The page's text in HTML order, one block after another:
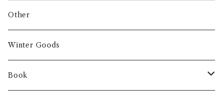
Other
Winter Goods
Book